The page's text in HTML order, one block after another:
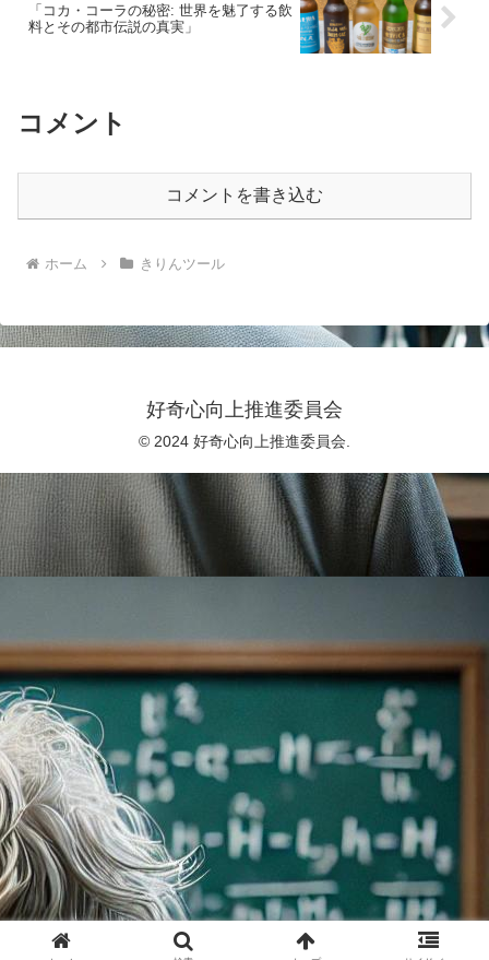
「コカ・コーラの秘密: 世界を魅了する飲
料とその都市伝説の真実」
コメント
コメントを書き込む
ホーム きりんツール
好奇心向上推進委員会
© 2024 好奇心向上推進委員会.